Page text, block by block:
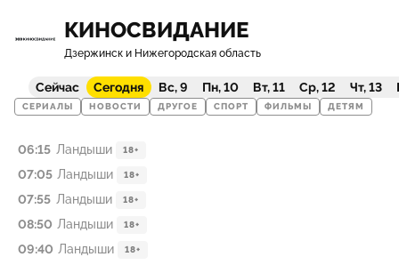
КИНОСВИДАНИЕ
Дзержинск и Нижегородская область
Сейчас Сегодня Вс, 9 Пн, 10 Вт, 11 Ср, 12 Чт, 13
СЕРИАЛЫ НОВОСТИ ДРУГОЕ СПОРТ ФИЛЬМЫ ДЕТЯМ
06:15 Ландыши 18+
07:05 Ландыши 18+
07:55 Ландыши 18+
08:50 Ландыши 18+
09:40 Ландыши 18+